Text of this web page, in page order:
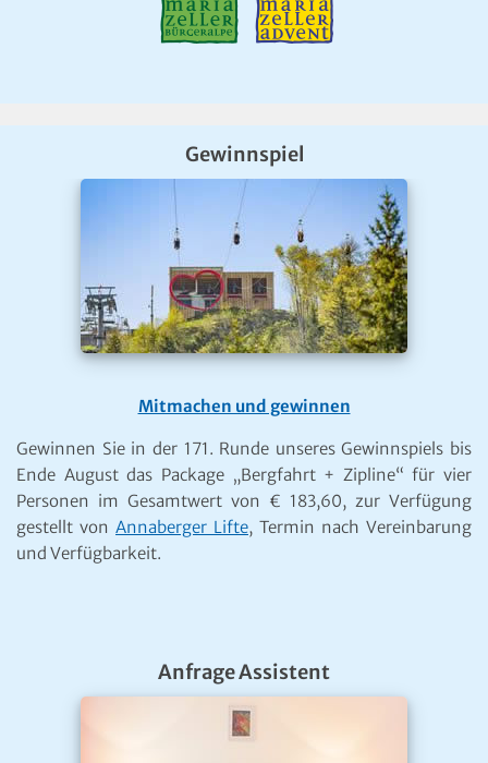
Gewinnspiel
Mitmachen und gewinnen
Gewinnen Sie in der 171. Runde unseres Gewinnspiels bis
Ende August das Package „Bergfahrt + Zipline“ für vier
Personen im Gesamtwert von € 183,60, zur Verfügung
gestellt von Annaberger Lifte, Termin nach Vereinbarung
und Verfügbarkeit.
Anfrage Assistent